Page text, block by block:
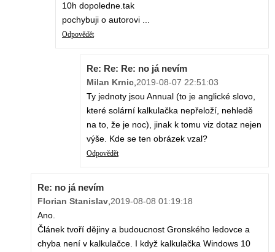
10h dopoledne.tak
pochybuji o autorovi ...
Odpovědět
Re: Re: Re: no já nevím
Milan Krnic,2019-08-07 22:51:03
Ty jednoty jsou Annual (to je anglické slovo,
které solární kalkulačka nepřeloží, nehledě
na to, že je noc), jinak k tomu viz dotaz nejen
výše. Kde se ten obrázek vzal?
Odpovědět
Re: no já nevím
Florian Stanislav,2019-08-08 01:19:18
Ano.
Článek tvoří dějiny a budoucnost Gronského ledovce a
chyba není v kalkulačce. I když kalkulačka Windows 10